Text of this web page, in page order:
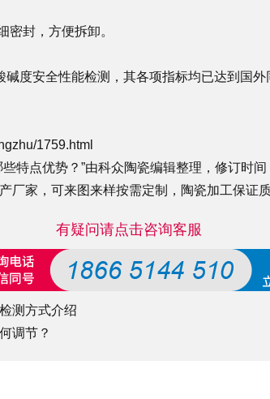
密封，方便拆卸。
碱度安全性能检测，其各项指标均已达到国外
1759.html
特点优势？”由科众陶瓷编辑整理，修订时
厂家，可来图来样按需定制， 陶瓷加工保证
有疑问请点击咨询客服
测方式介绍
调节？